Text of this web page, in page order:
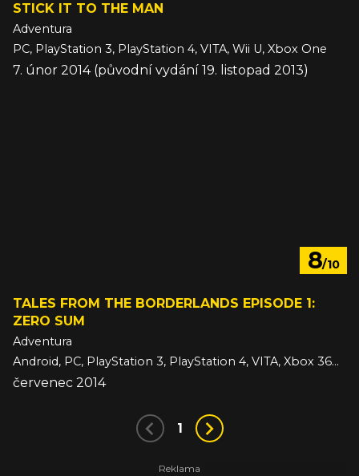
STICK IT TO THE MAN
Adventura
PC, PlayStation 3, PlayStation 4, VITA, Wii U, Xbox One
7. únor 2014 (původní vydání 19. listopad 2013)
8/10
TALES FROM THE BORDERLANDS EPISODE 1:
ZERO SUM
Adventura
Android, PC, PlayStation 3, PlayStation 4, VITA, Xbox 360, Xbox One, iOS
červenec 2014
1